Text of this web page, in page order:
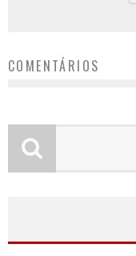
COMENTÁRIOS